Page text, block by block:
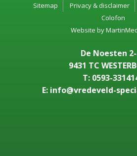
Sitemap
Privacy & disclaimer
Colofon
Website by
De Noesten
9431 TC
T: 0593-
E: info@vredeveld-